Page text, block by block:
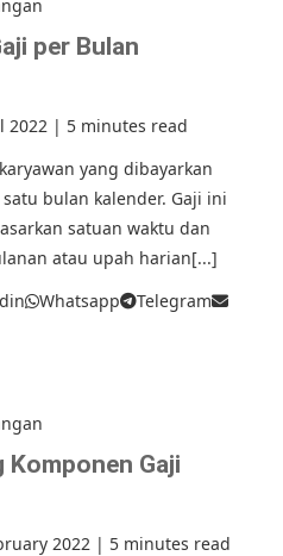
per Bulan
2022 | 5 minutes read
yang dibayarkan
bulan kalender. Gaji ini
satuan waktu dan
atau upah harian[...]
Whatsapp
Telegram
Komponen Gaji
2022 | 5 minutes read